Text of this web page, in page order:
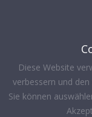
Diese Website
verbessern und
Sie können